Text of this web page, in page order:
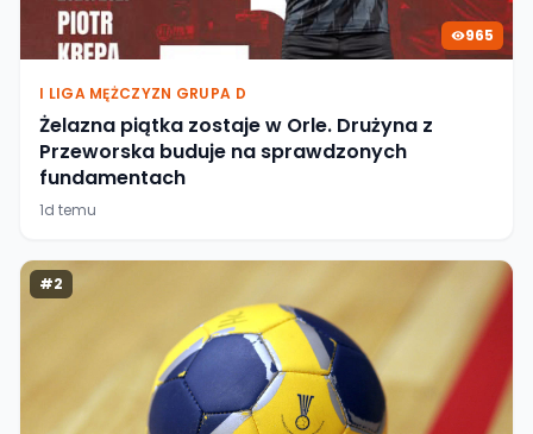
965
I LIGA MĘŻCZYZN GRUPA D
Żelazna piątka zostaje w Orle. Drużyna z
Przeworska buduje na sprawdzonych
fundamentach
1d temu
#2